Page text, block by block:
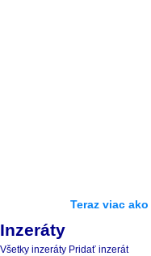
Teraz viac ako
Inzeráty
Všetky inzeráty Pridať inzerát